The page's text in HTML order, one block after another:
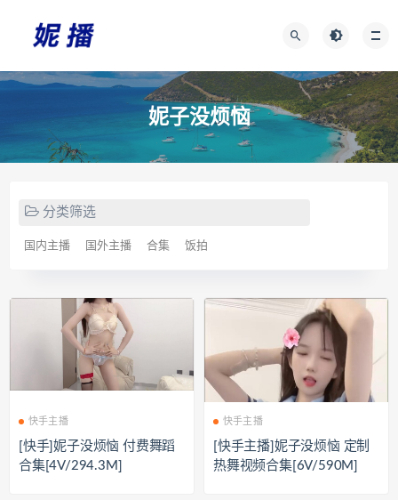
妮子没烦恼
分类筛选
国内主播 国外主播 合集 饭拍
快手主播
[快手]妮子没烦恼 付费舞蹈
合集[4V/294.3M]
快手主播
[快手主播]妮子没烦恼 定制
热舞视频合集[6V/590M]